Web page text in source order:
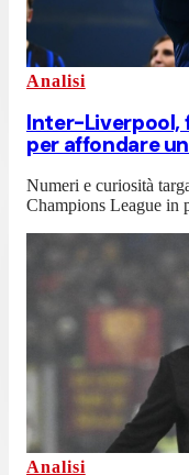
Analisi
Inter-Liverpool,
per affondare
Numeri e curiosità
Champions League in
Analisi